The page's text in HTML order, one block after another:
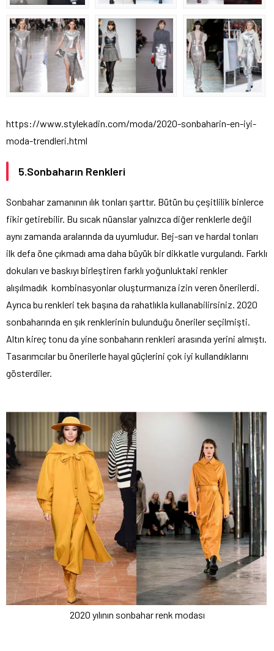
https://www.stylekadin.com/moda/2020-sonbaharin-en-iyi-
moda-trendleri.html
5.Sonbaharın Renkleri
Sonbahar zamanının ılık tonları şarttır. Bütün bu çeşitlilik binlerce
fikir getirebilir. Bu sıcak nüanslar yalnızca diğer renklerle değil
aynı zamanda aralarında da uyumludur. Bej-sarı ve hardal tonları
ilk defa öne çıkmadı ama daha büyük bir dikkatle vurgulandı. Farklı
dokuları ve baskıyı birleştiren farklı yoğunluktaki renkler
alışılmadık kombinasyonlar oluşturmanıza izin veren önerilerdi.
Ayrıca bu renkleri tek başına da rahatlıkla kullanabilirsiniz. 2020
sonbaharında en şık renklerinin bulunduğu öneriler seçilmişti.
Altın kireç tonu da yine sonbaharın renkleri arasında yerini almıştı.
Tasarımcılar bu önerilerle hayal güçlerini çok iyi kullandıklarını
gösterdiler.
2020 yılının sonbahar renk modası